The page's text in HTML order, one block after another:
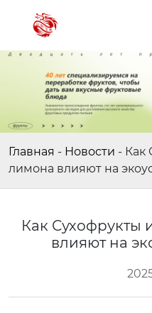
Главная - Новости - Как
лимона влияют на
Как Сухофрукты
влияют на